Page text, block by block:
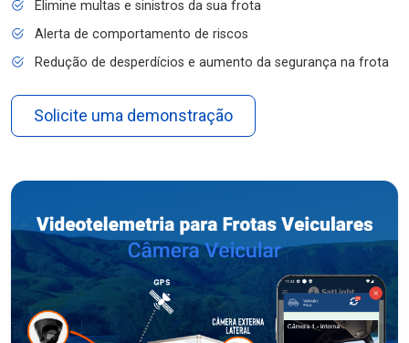
Elimine multas e sinistros da sua frota
Alerta de comportamento de riscos
Redução de desperdícios e aumento da segurança na frota
Solicite uma demonstração